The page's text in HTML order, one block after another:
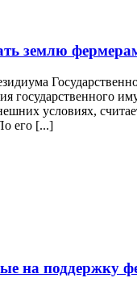
землю
государственного
условиях,
его [...]
на поддержку